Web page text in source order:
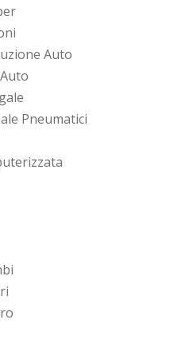
Auto
Pneumatici